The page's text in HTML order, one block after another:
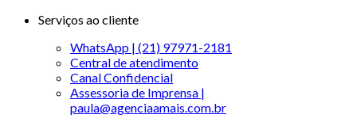
Serviços ao cliente
WhatsApp | (21) 97971-2181
Central de atendimento
Canal Confidencial
Assessoria de Imprensa |
paula@agenciaamais.com.br